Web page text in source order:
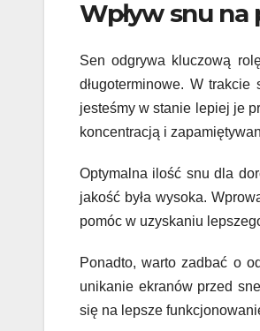
Wpływ snu na
Sen odgrywa kluczową
długoterminowe. W
jesteśmy w stanie lepiej je
koncentracją i
Optymalna ilość snu dla
jakość była wysoka.
pomóc w uzyskaniu
Ponadto, warto zadbać o
unikanie ekranów przed
się na lepsze